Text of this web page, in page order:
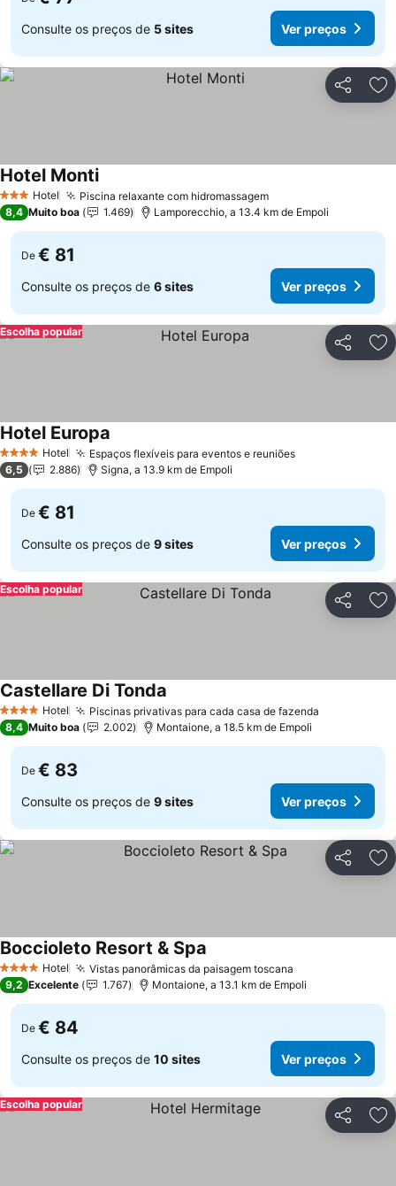
Consulte os preços de 5 sites Ver preços
Partilhar
3 EstrelasHotel Piscina relaxante com hidromassagem
Hotel Monti
8,4 Muito boa 1.469 Lamporecchio, a 13.4 km de Empoli
De € 81
Consulte os preços de 6 sites Ver preços
Partilhar
Escolha popular
4 EstrelasHotel Espaços flexíveis para eventos e reuniões
Hotel Europa
6,5 2.886 Signa, a 13.9 km de Empoli
De € 81
Consulte os preços de 9 sites Ver preços
Partilhar
Escolha popular
4 EstrelasHotel Piscinas privativas para cada casa de fazenda
Castellare Di Tonda
8,4 Muito boa 2.002 Montaione, a 18.5 km de Empoli
De € 83
Consulte os preços de 9 sites Ver preços
Partilhar
4 EstrelasHotel Vistas panorâmicas da paisagem toscana
Boccioleto Resort & Spa
9,2 Excelente 1.767 Montaione, a 13.1 km de Empoli
De € 84
Consulte os preços de 10 sites Ver preços
Partilhar
Escolha popular